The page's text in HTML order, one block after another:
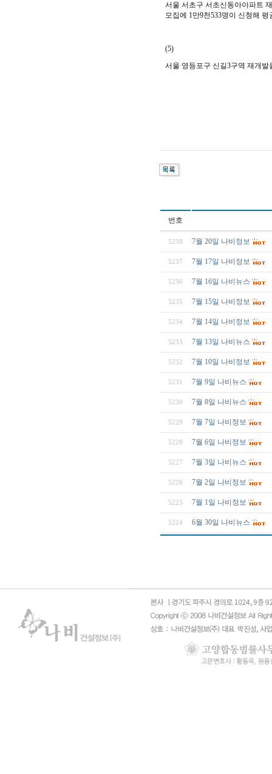
서울 서초구 서초신동아아파트
모집에 1만9천533명이 신청해
(5)
서울 영등포구 신길3구역 재개
번호
5238 7월 20일 나비정보
5237 7월 17일 나비정보
5236 7월 16일 나비뉴스
5235 7월 15일 나비정보
5234 7월 14일 나비정보
5233 7월 13일 나비뉴스
5232 7월 10일 나비정보
5231 7월 9일 나비뉴스
5230 7월 8일 나비뉴스
5229 7월 7일 나비정보
5228 7월 6일 나비정보
5227 7월 3일 나비뉴스
5226 7월 2일 나비정보
5225 7월 1일 나비정보
5224 6월 30일 나비뉴스